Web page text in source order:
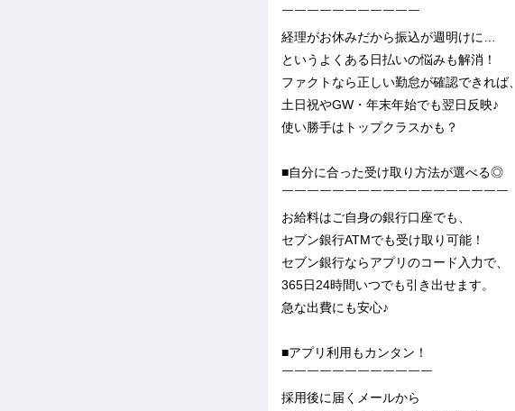
￣￣￣￣￣￣￣￣￣￣￣
経理がお休みだから振込が週明けに…
というよくある日払いの悩みも解消！
ファクトなら正しい勤怠が確認できれば、
土日祝やGW・年末年始でも翌日反映♪
使い勝手はトップクラスかも？
■自分に合った受け取り方法が選べる◎
￣￣￣￣￣￣￣￣￣￣￣￣￣￣￣￣￣￣
お給料はご自身の銀行口座でも、
セブン銀行ATMでも受け取り可能！
セブン銀行ならアプリのコード入力で、
365日24時間いつでも引き出せます。
急な出費にも安心♪
■アプリ利用もカンタン！
￣￣￣￣￣￣￣￣￣￣￣￣
採用後に届くメールから